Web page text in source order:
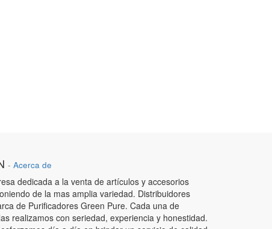
- Acerca de
dedicada a la venta de artículos y accesorios
de la mas amplia variedad. Distribuidores
de Purificadores Green Pure. Cada una de
realizamos con seriedad, experiencia y honestidad.